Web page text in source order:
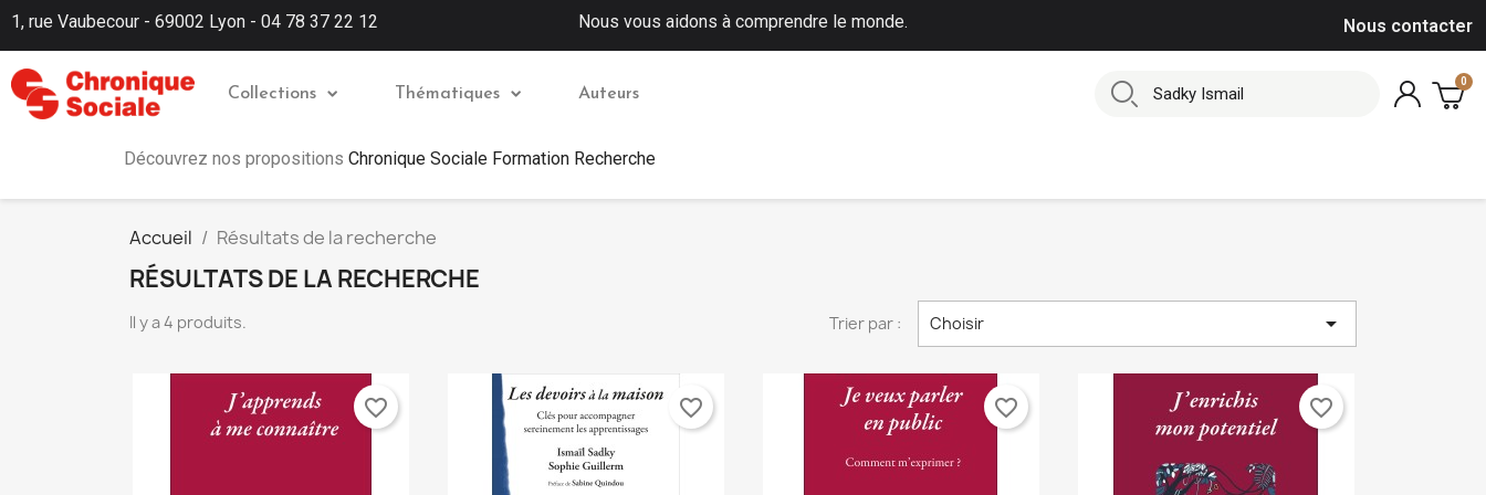
1, rue Vaubecour - 69002 Lyon - 04 78 37 22 12 Nous vous aidons à comprendre le monde. Nous contacter
Collections Thématiques Auteurs
Découvrez nos propositions Chronique Sociale Formation Recherche
Accueil Résultats de la recherche
RÉSULTATS DE LA RECHERCHE
Il y a 4 produits. Trier par : Choisir 
favorite_border favorite_border favorite_border favorite_border